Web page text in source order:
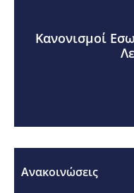
Κανονισμοί
Ανακοινώσεις